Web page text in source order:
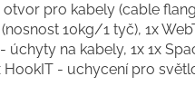
otvor pro kabely (cable
10kg/1 tyč), 1x
úchyty na kabely, 1x 1x
- uchycení pro